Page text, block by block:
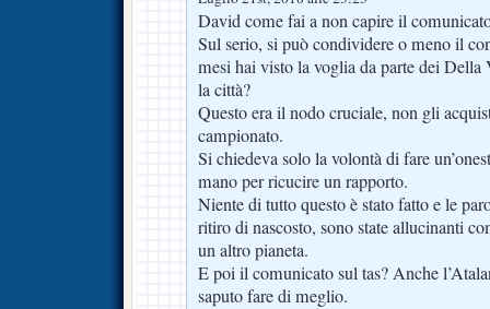
David come fai a non capire il
Sul serio, si può condividere o meno il
mesi hai visto la voglia da parte dei Della
la città?
Questo era il nodo cruciale, non gli
campionato.
Si chiedeva solo la volontà di fare
mano per ricucire un rapporto.
Niente di tutto questo è stato fatto e le
ritiro di nascosto, sono state allucinanti
un altro pianeta.
E poi il comunicato sul tas? Anche
saputo fare di meglio.